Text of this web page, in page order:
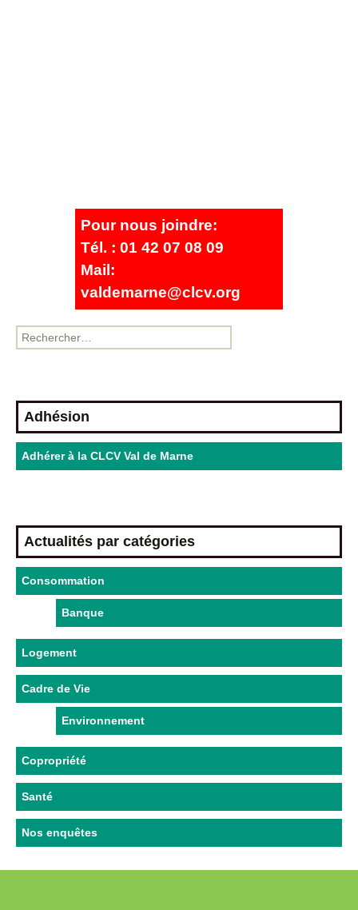
Pour nous joindre:
Tél. : 01 42 07 08 09
Mail:
valdemarne@clcv.org
Adhésion
Adhérer à la CLCV Val de Marne
Actualités par catégories
Consommation
Banque
Logement
Cadre de Vie
Environnement
Copropriété
Santé
Nos enquêtes